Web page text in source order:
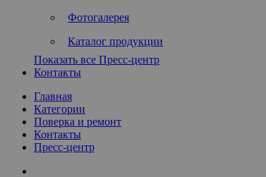
Фотогалерея
Каталог продукции
Показать все Пресс-центр
Контакты
Главная
Категории
Поверка и ремонт
Контакты
Пресс-центр